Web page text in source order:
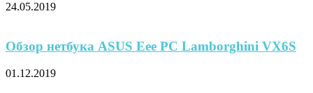
24.05.2019
Обзор нетбука ASUS Eee PC Lamborghini VX6S
01.12.2019